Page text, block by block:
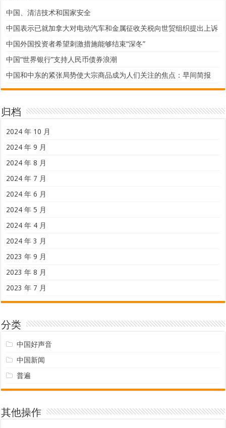
中国、清洁技术和国家安全
中国表示已就加拿大对电动汽车和金属征收关税向世贸组织提出上诉
中国外国投资者希望刺激措施能够结束“深冬”
中国“世界银行”支持人民币债券浪潮
中国和中东的紧张局势使大宗商品成为人们关注的焦点：早间简报
归档
2024 年 10 月
2024 年 9 月
2024 年 8 月
2024 年 7 月
2024 年 6 月
2024 年 5 月
2024 年 4 月
2024 年 3 月
2023 年 9 月
2023 年 8 月
2023 年 7 月
分类
中国好声音
中国新闻
普遍
其他操作